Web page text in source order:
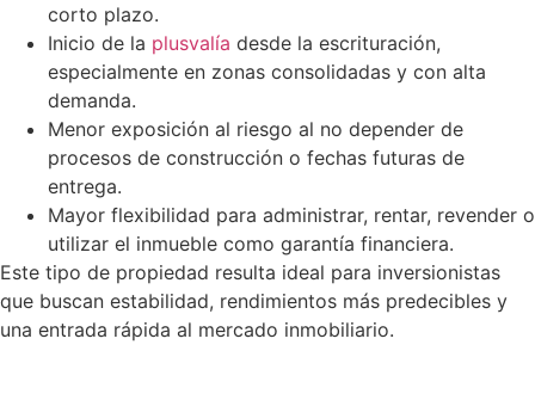
corto plazo.
Inicio de la plusvalía desde la escrituración,
especialmente en zonas consolidadas y con alta
demanda.
Menor exposición al riesgo al no depender de
procesos de construcción o fechas futuras de
entrega.
Mayor flexibilidad para administrar, rentar, revender o
utilizar el inmueble como garantía financiera.
Este tipo de propiedad resulta ideal para inversionistas
que buscan estabilidad, rendimientos más predecibles y
una entrada rápida al mercado inmobiliario.